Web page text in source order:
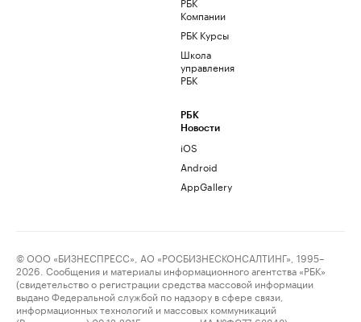
Компании
РБК Курсы
Школа
управления
РБК
РБК
Новости
iOS
Android
AppGallery
© ООО «БИЗНЕСПРЕСС», АО «РОСБИЗНЕСКОНСАЛТИНГ», 1995–
2026. Сообщения и материалы информационного агентства «РБК»
(свидетельство о регистрации средства массовой информации
выдано Федеральной службой по надзору в сфере связи,
информационных технологий и массовых коммуникаций